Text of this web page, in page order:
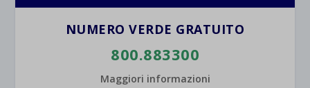
NUMERO VERDE GRATUITO
800.883300
Maggiori informazioni